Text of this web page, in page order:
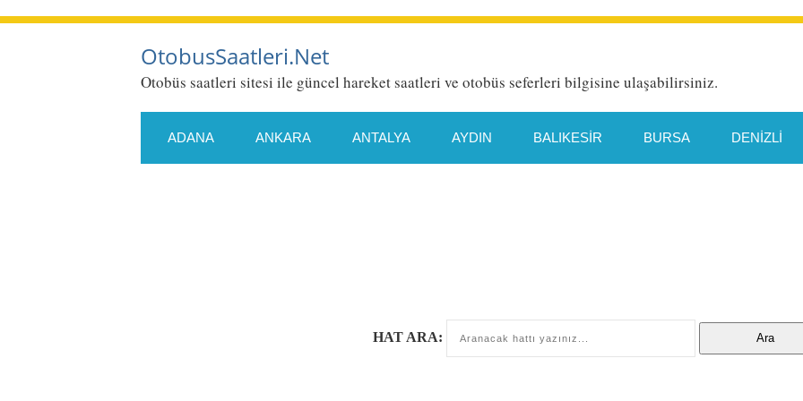
OtobusSaatleri.Net
Otobüs saatleri sitesi ile güncel hareket saatleri ve otobüs seferleri bilgisine ulaşabilirsiniz.
ADANA ANKARA ANTALYA AYDIN BALIKESIR BURSA DENIZLI
HAT ARA: